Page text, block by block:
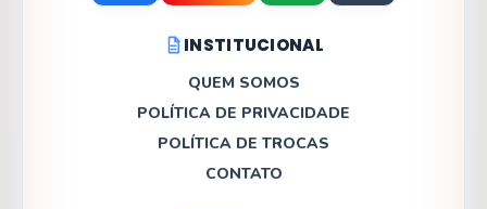
INSTITUCIONAL
QUEM SOMOS
POLÍTICA DE PRIVACIDADE
POLÍTICA DE TROCAS
CONTATO